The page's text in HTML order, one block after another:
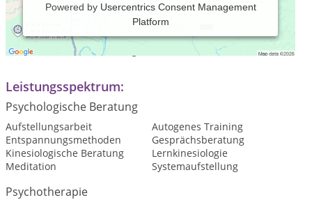
Powered by Usercentrics Consent Management
Platform
Praxiszeiten:
Termine nach Vereinbarung
Leistungsspektrum:
Psychologische Beratung
Aufstellungsarbeit
Autogenes Training
Entspannungsmethoden
Gesprächsberatung
Kinesiologische Beratung
Lernkinesiologie
Meditation
Systemaufstellung
Psychotherapie